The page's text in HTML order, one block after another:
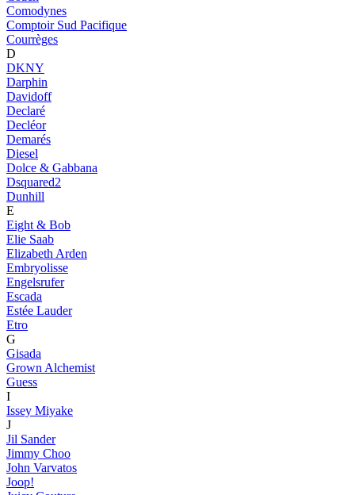
Comodynes
Comptoir Sud Pacifique
Courrèges
D
DKNY
Darphin
Davidoff
Declaré
Decléor
Demarés
Diesel
Dolce & Gabbana
Dsquared2
Dunhill
E
Eight & Bob
Elie Saab
Elizabeth Arden
Embryolisse
Engelsrufer
Escada
Estée Lauder
Etro
G
Gisada
Grown Alchemist
Guess
I
Issey Miyake
J
Jil Sander
Jimmy Choo
John Varvatos
Joop!